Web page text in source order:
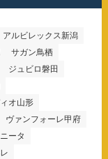
アルビレックス新潟
サガン鳥栖
ジュビロ磐田
オ山形
ヴァンフォーレ甲府
ータ